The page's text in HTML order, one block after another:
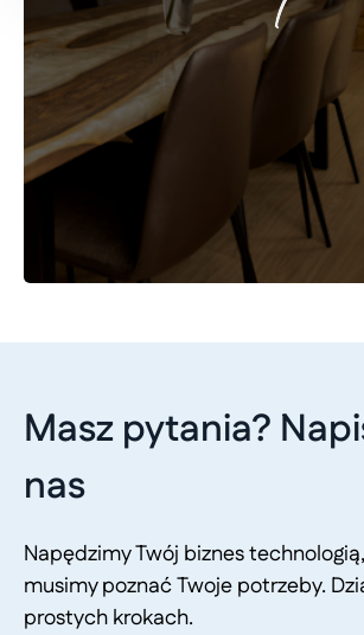
Masz pytania?
nas
Napędzimy Twój biznes
musimy poznać Twoje potrzeby.
prostych krokach.